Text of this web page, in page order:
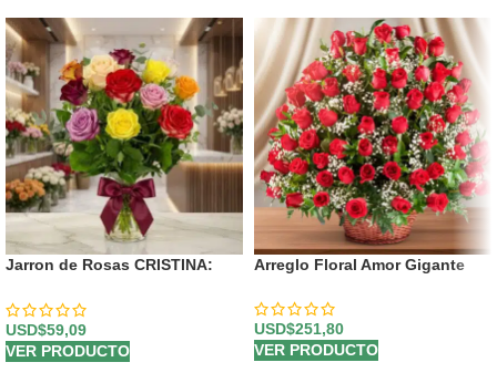
Jarron de Rosas CRISTINA:
Surtidos ⚜️
USD$59,09
VER PRODUCTO
Arreglo Floral Amor Gigante
USD$251,80
VER PRODUCTO